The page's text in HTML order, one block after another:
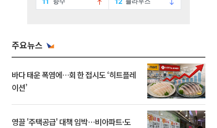
주요뉴스
바다 태운 폭염에…회 한 접시도 ‘히트플레
이션’
영끌 '주택공급' 대책 임박⋯비아파트·도